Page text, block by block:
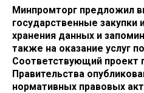
Минпромторг предложил
государственные закупки
хранения данных и
также на оказание услуг
Соответствующий проект
Правительства
нормативных правовых